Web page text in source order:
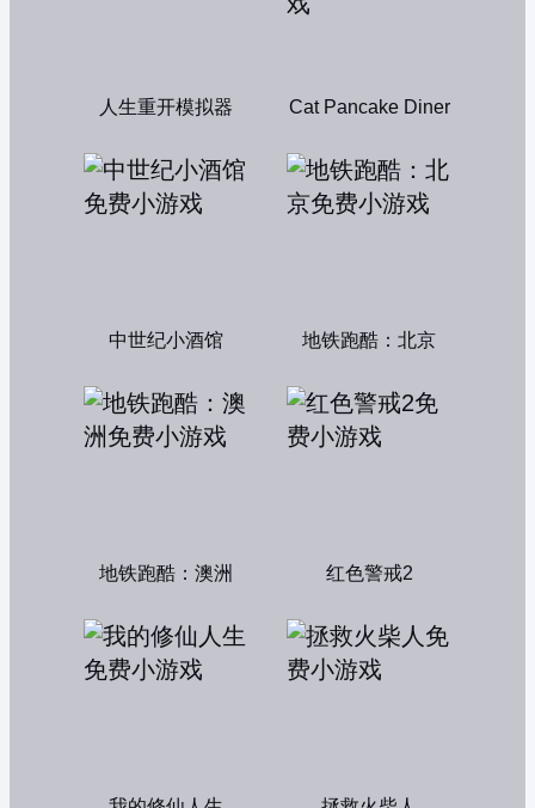
人生重开模拟器 Cat Pancake Diner
中世纪小酒馆 地铁跑酷：北京
地铁跑酷：澳洲 红色警戒2